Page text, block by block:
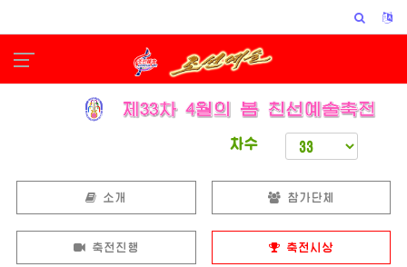
차수
소개 참가단체
축전진행 축전시상